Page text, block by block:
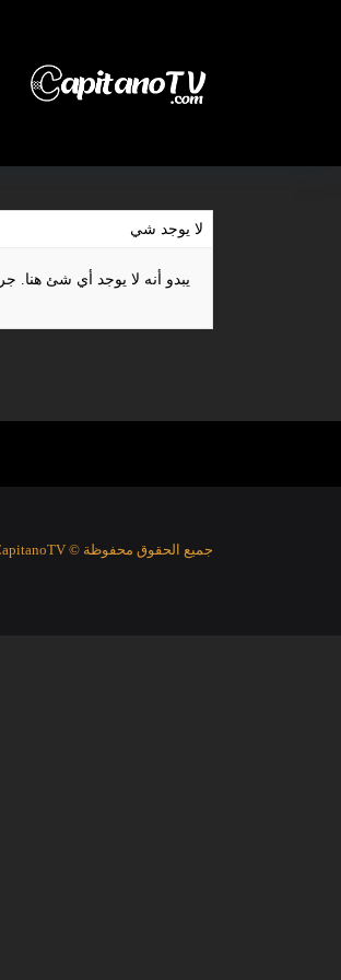
لا يوجد شي
يبدو أنه لا يوجد أي شئ هنا.
جميع الحقوق محفوظة © CapitanoTV | كابيتانو تي في الموقع الرياضي الأفضل